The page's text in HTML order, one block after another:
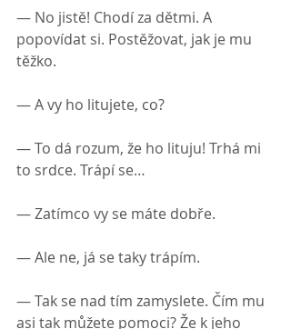
— No jistě! Chodí za dětmi. A
popovídat si. Postěžovat, jak je mu
těžko.
— A vy ho litujete, co?
— To dá rozum, že ho lituju! Trhá mi
to srdce. Trápí se…
— Zatímco vy se máte dobře.
— Ale ne, já se taky trápím.
— Tak se nad tím zamyslete. Čím mu
asi tak můžete pomoci? Že k jeho